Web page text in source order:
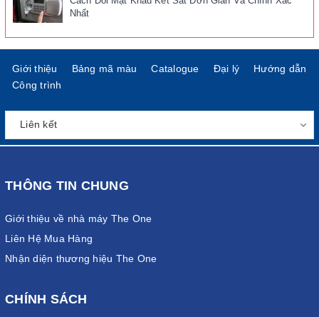
Nhất
Giới thiệu Bảng mã màu Catalogue Đại lý
Hướng dẫn
Công trình
THÔNG TIN CHUNG
Giới thiệu về nhà máy The One
Liên Hệ Mua Hàng
Nhận diện thương hiệu The One
CHÍNH SÁCH